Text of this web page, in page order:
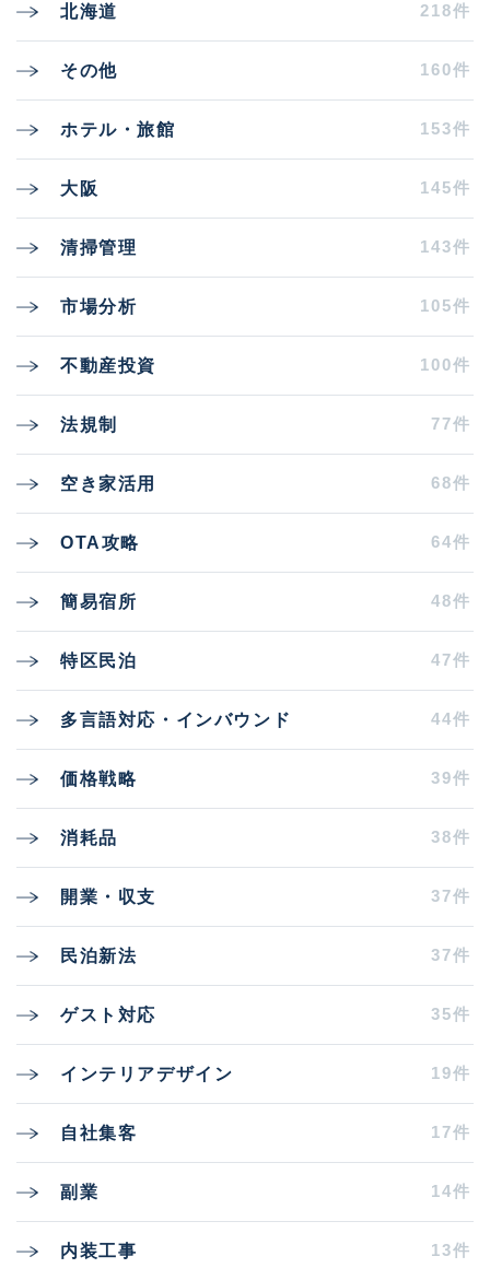
北海道 218件
その他 160件
ホテル・旅館 153件
大阪 145件
清掃管理 143件
市場分析 105件
不動産投資 100件
法規制 77件
空き家活用 68件
OTA攻略 64件
簡易宿所 48件
特区民泊 47件
多言語対応・インバウンド 44件
価格戦略 39件
消耗品 38件
開業・収支 37件
民泊新法 37件
ゲスト対応 35件
インテリアデザイン 19件
自社集客 17件
副業 14件
内装工事 13件